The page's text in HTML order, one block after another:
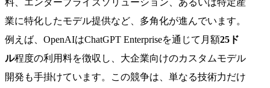
業に特化したモデル提供など、多角化が進んでいます。
例えば、OpenAIはChatGPT Enterpriseを通じて月額25ド
ル程度の利用料を徴収し、大企業向けのカスタムモデル
開発も手掛けています。この競争は、単なる技術力だけ